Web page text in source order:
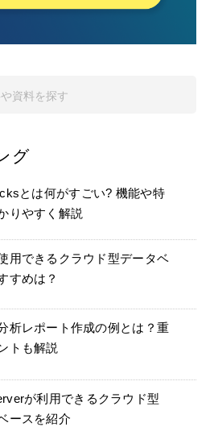
グ
とは何がすごい? 機能や特
りやすく解説
用できるクラウド型データベ
すめは？
析レポート作成の例とは？重
トも解説
が利用できるクラウド型
ースを紹介